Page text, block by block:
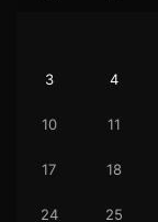
3 4
10 11
17 18
24 25